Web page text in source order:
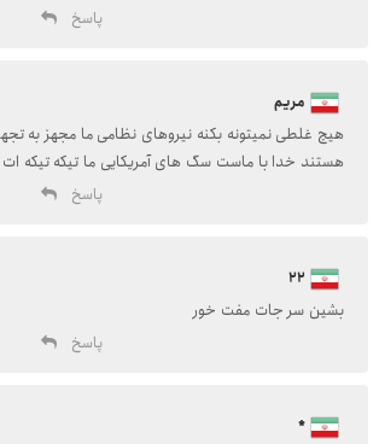
پاسخ
مریم
هیچ غلطی نمیتونه بکنه نیروهای نظامی ما مجهز به
هستند خدا با ماست سگ های آمریکایی ما تیکه تیکه ات
پاسخ
22
بشین سر جات مفت خور
پاسخ
*